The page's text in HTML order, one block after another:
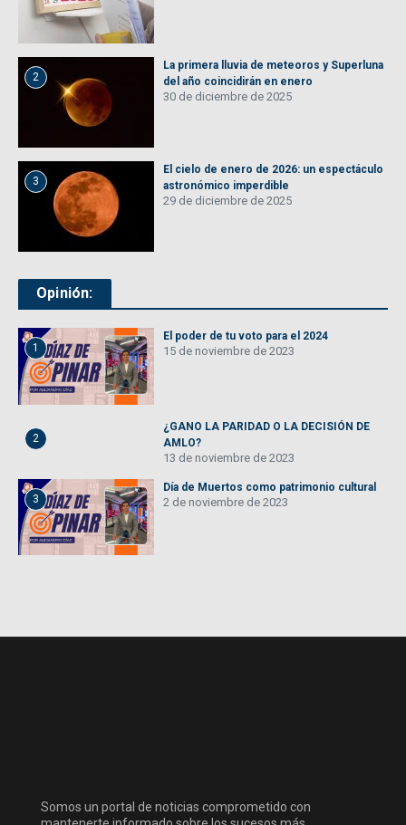
2
La primera lluvia de meteoros y Superluna
del año coincidirán en enero
30 de diciembre de 2025
3
El cielo de enero de 2026: un espectáculo
astronómico imperdible
29 de diciembre de 2025
Opinión:
1
El poder de tu voto para el 2024
15 de noviembre de 2023
2
¿GANO LA PARIDAD O LA DECISIÓN DE
AMLO?
13 de noviembre de 2023
3
Día de Muertos como patrimonio cultural
2 de noviembre de 2023
Somos un portal de noticias comprometido con